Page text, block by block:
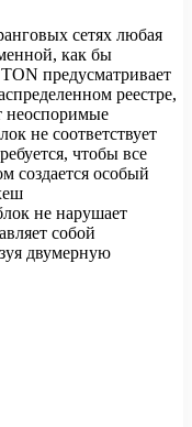
сетях любая
как бы
предусматривает
реестре,
неоспоримые
не соответствует
чтобы все
создается особый
не нарушает
собой
двумерную